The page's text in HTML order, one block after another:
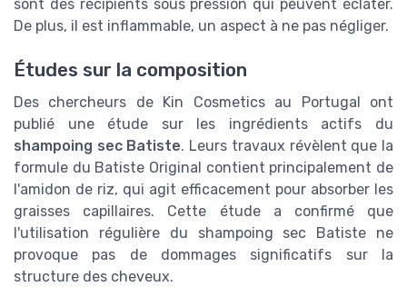
sont des récipients sous pression qui peuvent éclater.
De plus, il est inflammable, un aspect à ne pas négliger.
Études sur la composition
Des chercheurs de Kin Cosmetics au Portugal ont
publié une étude sur les ingrédients actifs du
shampoing sec Batiste. Leurs travaux révèlent que la
formule du Batiste Original contient principalement de
l'amidon de riz, qui agit efficacement pour absorber les
graisses capillaires. Cette étude a confirmé que
l'utilisation régulière du shampoing sec Batiste ne
provoque pas de dommages significatifs sur la
structure des cheveux.